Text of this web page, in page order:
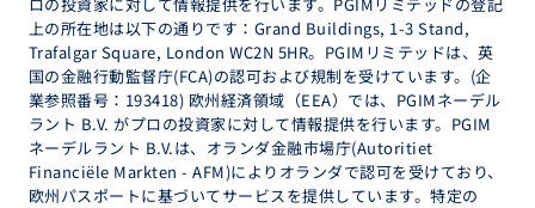
上の所在地は以下の通りです：Grand Buildings, 1-3 Stand,
Trafalgar Square, London WC2N 5HR。PGIMリミテッドは、英
国の金融行動監督庁(FCA)の認可および規制を受けています。(企
業参照番号：193418) 欧州経済領域（EEA）では、PGIMネーデル
ラント B.V. がプロの投資家に対して情報提供を行います。PGIM
ネーデルラント B.V.は、オランダ金融市場庁(Autoritiet
Financiële Markten - AFM)によりオランダで認可を受けており、
欧州パスポートに基づいてサービスを提供しています。特定の